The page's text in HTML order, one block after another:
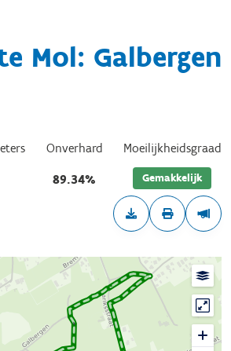
Mol: Galbergen
Onverhard
89.34%
Moeilijkheidsgraad
Gemakkelijk